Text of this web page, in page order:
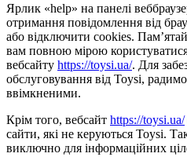
Ярлик «help» на панелі
отримання повідомлення від
або відключити cookies.
вам повною мірою
вебсайту https://toysi.ua/. Для
обслуговування від Toysi,
ввімкненими.
Крім того, вебсайт https://toysi.ua/
сайти, які не керуються Toysi.
виключно для інформаційних